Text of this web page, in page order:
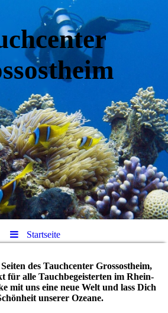
ssostheim
Startseite
des Tauchcenter Grossostheim,
für alle Tauchbegeisterten im Rhein-
mit uns eine neue Welt und lass Dich
unserer Ozeane.